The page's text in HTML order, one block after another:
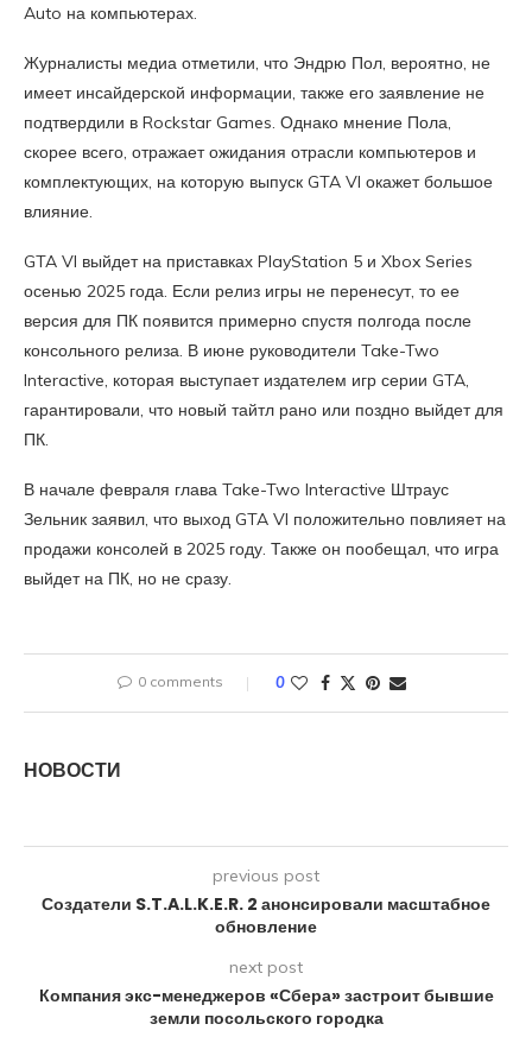
Auto на компьютерах.
Журналисты медиа отметили, что Эндрю Пол, вероятно, не
имеет инсайдерской информации, также его заявление не
подтвердили в Rockstar Games. Однако мнение Пола,
скорее всего, отражает ожидания отрасли компьютеров и
комплектующих, на которую выпуск GTA VI окажет большое
влияние.
GTA VI выйдет на приставках PlayStation 5 и Xbox Series
осенью 2025 года. Если релиз игры не перенесут, то ее
версия для ПК появится примерно спустя полгода после
консольного релиза. В июне руководители Take-Two
Interactive, которая выступает издателем игр серии GTA,
гарантировали, что новый тайтл рано или поздно выйдет для
ПК.
В начале февраля глава Take-Two Interactive Штраус
Зельник заявил, что выход GTA VI положительно повлияет на
продажи консолей в 2025 году. Также он пообещал, что игра
выйдет на ПК, но не сразу.
0 comments 0
НОВОСТИ
previous post
Создатели S.T.A.L.K.E.R. 2 анонсировали масштабное
обновление
next post
Компания экс-менеджеров «Сбера» застроит бывшие
земли посольского городка